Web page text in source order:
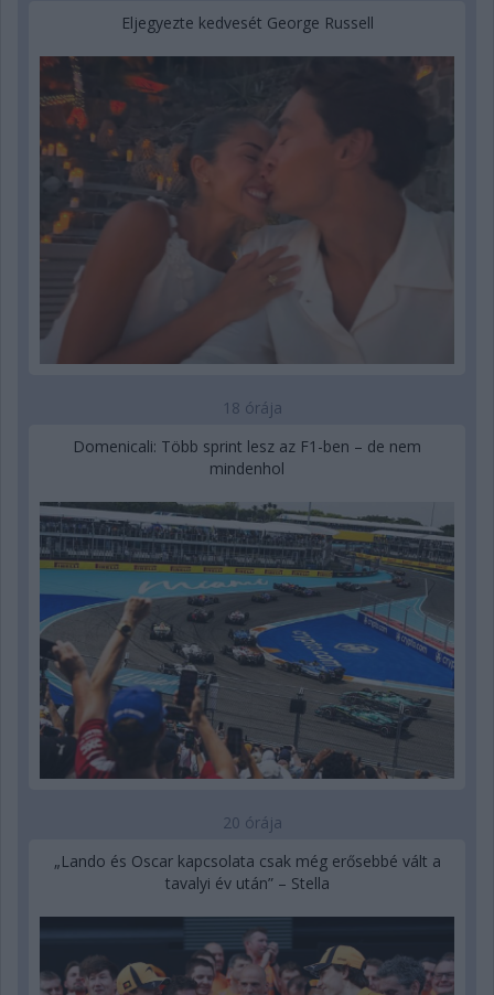
Eljegyezte kedvesét George Russell
18 órája
Domenicali: Több sprint lesz az F1-ben – de nem
mindenhol
20 órája
„Lando és Oscar kapcsolata csak még erősebbé vált a
tavalyi év után” – Stella